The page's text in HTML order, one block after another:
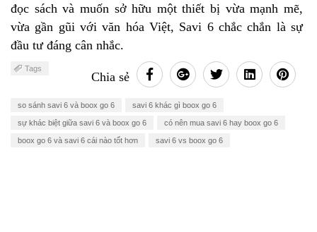
đọc sách và muốn sở hữu một thiết bị vừa mạnh mẽ,
vừa gần gũi với văn hóa Việt, Savi 6 chắc chắn là sự
đầu tư đáng cân nhắc.
Chia sẻ
Tags
so sánh savi 6 và boox go 6 savi 6 khác gì boox go 6
sự khác biệt giữa savi 6 và boox go 6 có nên mua savi 6 hay boox go 6
boox go 6 và savi 6 cái nào tốt hơn savi 6 vs boox go 6